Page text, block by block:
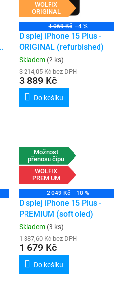
WOLFIX
ORIGINAL
4 069 Kč –4 %
Displej iPhone 15 Plus -
ORIGINAL (refurbished)
Skladem (2 ks)
3 214,05 Kč bez DPH
3 889 Kč
Do košíku
Možnost
přenosu čipu
WOLFIX
PREMIUM
2 049 Kč –18 %
Displej iPhone 15 Plus -
PREMIUM (soft oled)
Skladem (3 ks)
1 387,60 Kč bez DPH
1 679 Kč
Do košíku